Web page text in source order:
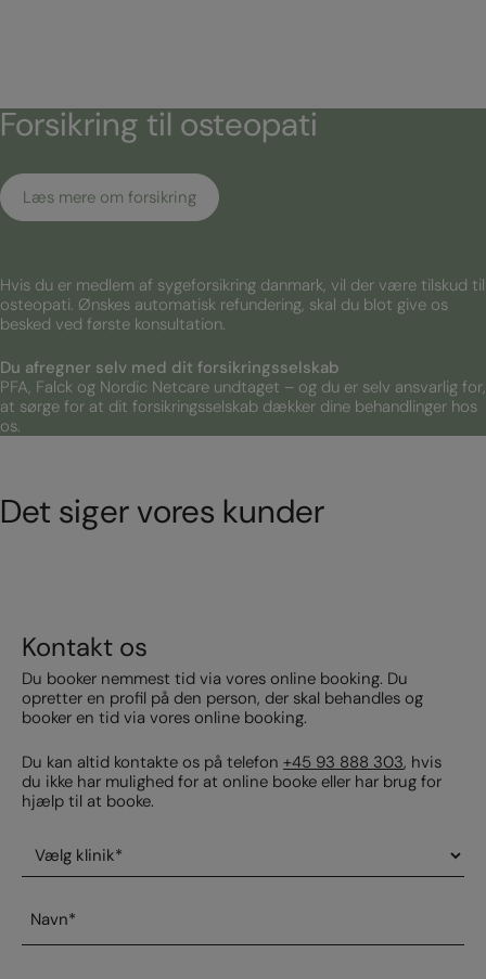
Forsikring til osteopati
Læs mere om forsikring
Hvis du er medlem af sygeforsikring danmark, vil der være tilskud til
osteopati. Ønskes automatisk refundering, skal du blot give os
besked ved første konsultation.
Du afregner selv med dit forsikringsselskab
PFA, Falck og Nordic Netcare undtaget – og du er selv ansvarlig for,
at sørge for at dit forsikringsselskab dækker dine behandlinger hos
os.
Det siger vores kunder
Kontakt os
Du booker nemmest tid via vores online booking. Du
opretter en profil på den person, der skal behandles og
booker en tid via vores online booking.
Du kan altid kontakte os på telefon +45 93 888 303, hvis
du ikke har mulighed for at online booke eller har brug for
hjælp til at booke.
Vælg
klinik
*